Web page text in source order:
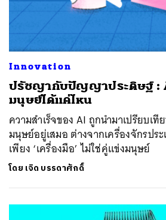
Innovation
ปรัชญากับปัญญาประดิษฐ์ :
มนุษย์ได้แค่ไหน
ความสำเร็จของ AI ถูกนำมาเปรียบเ
มนุษย์อยู่เสมอ ต่างจากเครื่องจักรปร
เพียง ‘เครื่องมือ’ ไม่ใช่คู่แข่งมนุษย์
โดย เจิด บรรดาศักดิ์